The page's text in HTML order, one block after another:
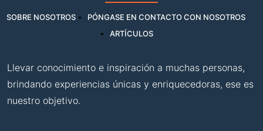
SOBRE NOSOTROS
PÓNGASE EN CONTACTO CON NOSOTROS
ARTÍCULOS
Llevar conocimiento e inspiración a muchas personas,
brindando experiencias únicas y enriquecedoras, ese es
nuestro objetivo.